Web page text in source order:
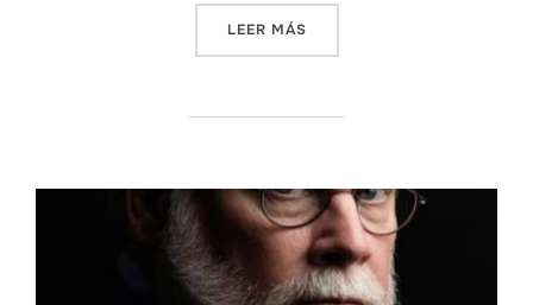
LEER MÁS